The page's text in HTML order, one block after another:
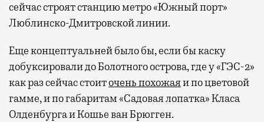
сейчас строят станцию метро «Южный порт»
Люблинско-Дмитровской линии.
Еще концептуальней было бы, если бы каску
добуксировали до Болотного острова, где у «ГЭС-2»
как раз сейчас стоиточень похожаяи по цветовой
гамме, и по габаритам «Садовая лопатка» Класа
Олденбурга и Кошье ван Брюгген.